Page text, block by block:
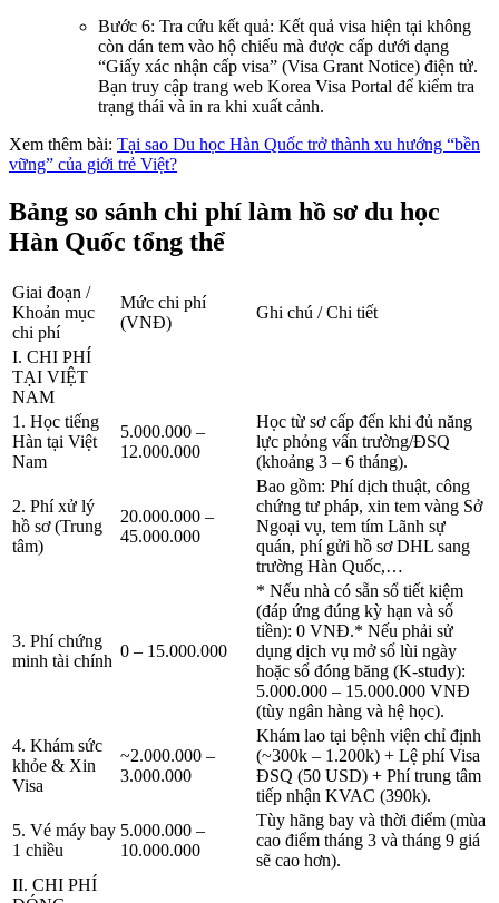
Bước 6: Tra cứu kết quả: Kết quả visa hiện tại không
còn dán tem vào hộ chiếu mà được cấp dưới dạng
“Giấy xác nhận cấp visa” (Visa Grant Notice) điện tử.
Bạn truy cập trang web Korea Visa Portal để kiểm tra
trạng thái và in ra khi xuất cảnh.
Xem thêm bài: Tại sao Du học Hàn Quốc trở thành xu hướng “bền
vững” của giới trẻ Việt?
Bảng so sánh chi phí làm hồ sơ du học
Hàn Quốc tổng thể
Giai đoạn /
Khoản mục
chi phí
Mức chi phí
(VNĐ)
Ghi chú / Chi tiết
I. CHI PHÍ
TẠI VIỆT
NAM
1. Học tiếng
Hàn tại Việt
Nam
5.000.000 –
12.000.000
Học từ sơ cấp đến khi đủ năng
lực phỏng vấn trường/ĐSQ
(khoảng 3 – 6 tháng).
2. Phí xử lý
hồ sơ (Trung
tâm)
20.000.000 –
45.000.000
Bao gồm: Phí dịch thuật, công
chứng tư pháp, xin tem vàng Sở
Ngoại vụ, tem tím Lãnh sự
quán, phí gửi hồ sơ DHL sang
trường Hàn Quốc,…
3. Phí chứng
minh tài chính
0 – 15.000.000
* Nếu nhà có sẵn sổ tiết kiệm
(đáp ứng đúng kỳ hạn và số
tiền): 0 VNĐ.* Nếu phải sử
dụng dịch vụ mở sổ lùi ngày
hoặc sổ đóng băng (K-study):
5.000.000 – 15.000.000 VNĐ
(tùy ngân hàng và hệ học).
4. Khám sức
khỏe & Xin
Visa
~2.000.000 –
3.000.000
Khám lao tại bệnh viện chỉ định
(~300k – 1.200k) + Lệ phí Visa
ĐSQ (50 USD) + Phí trung tâm
tiếp nhận KVAC (390k).
5. Vé máy bay
1 chiều
5.000.000 –
10.000.000
Tùy hãng bay và thời điểm (mùa
cao điểm tháng 3 và tháng 9 giá
sẽ cao hơn).
II. CHI PHÍ